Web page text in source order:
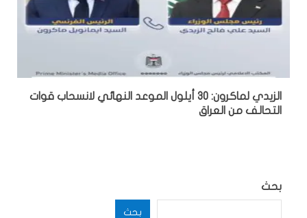
الزيدي لماكرون: 30 أيلول الموعد النهائي لانسحاب قوات
التحالف من العراق
بحث
بحث